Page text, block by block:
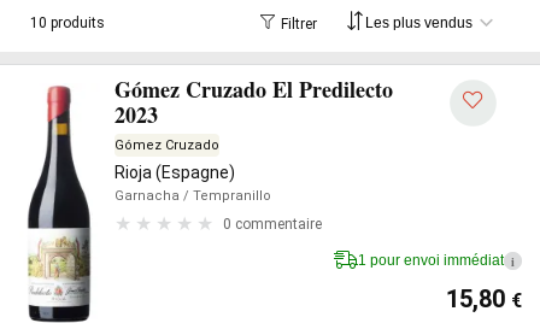
10 produits Filtrer
Gómez Cruzado El Predilecto
2023
Gómez Cruzado
Rioja (Espagne)
Garnacha / Tempranillo
0 commentaire
1 pour envoi immédiat i
15,80 €